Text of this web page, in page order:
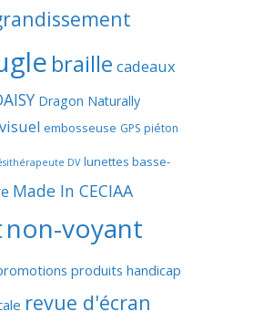
braille cadeaux
Dragon Naturally
embosseuse GPS piéton
DV lunettes basse-
Made In CECIAA
non-voyant
produits handicap
revue d'écran